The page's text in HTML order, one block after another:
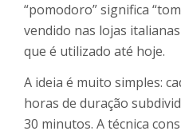
“pomodoro” significa
vendido nas lojas
que é utilizado até hoje.
A ideia é muito simples:
horas de duração
30 minutos. A técnica